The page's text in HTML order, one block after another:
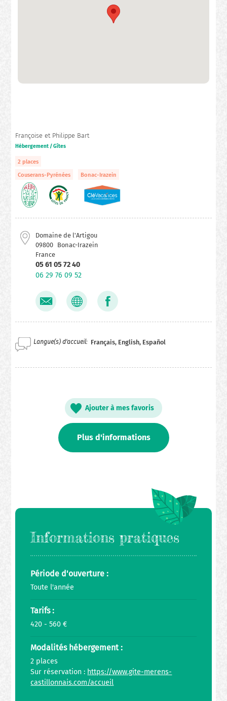
Françoise et Philippe Bart
Hébergement / Gîtes
2 places
Couserans-Pyrénées
Bonac-Irazein
Domaine de l'Artigou
09800 Bonac-Irazein
France
05 61 05 72 40
06 29 76 09 52
Langue(s) d'accueil Français, English, Español
Ajouter à mes favoris
Plus d'informations
Informations pratiques
Période d'ouverture :
Toute l'année
Tarifs :
420 - 560 €
Modalités hébergement :
2 places
Sur réservation : https://www.gite-merens-
castillonnais.com/accueil